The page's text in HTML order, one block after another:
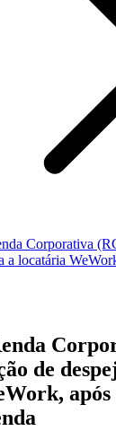
Corporativa
a locatária
de
após